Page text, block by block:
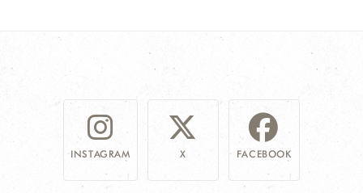
INSTAGRAM X FACEBOOK